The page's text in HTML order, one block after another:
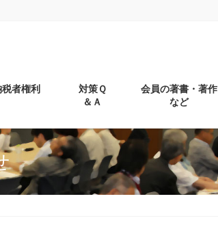
者権利
対策Ｑ
＆Ａ
会員の著書・著作
など